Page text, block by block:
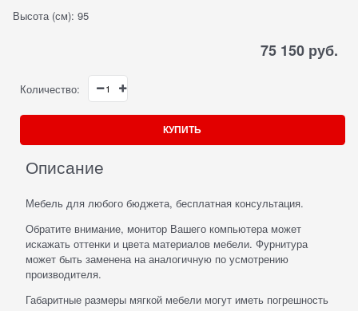
Высота (см): 95
75 150 руб.
Количество:
КУПИТЬ
Описание
Мебель для любого бюджета, бесплатная консультация.
Обратите внимание, монитор Вашего компьютера может
искажать оттенки и цвета материалов мебели. Фурнитура
может быть заменена на аналогичную по усмотрению
производителя.
Габаритные размеры мягкой мебели могут иметь погрешность